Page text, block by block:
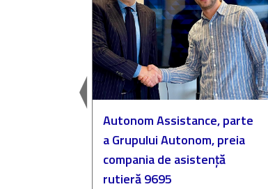
Autonom Assistance, parte
a Grupului Autonom, preia
compania de asistență
rutieră 9695